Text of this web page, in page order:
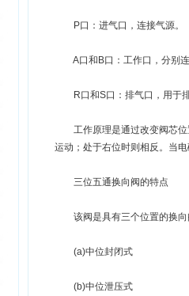
P口：进气口，连接气源。
A口和B口：工作口，分别连
R口和S口：排气口，用于
工作原理是通过改变阀芯位
运动；处于右位时则相反。当
三位五通换向阀的特点
该阀是具有三个位置的换向
(a)中位封闭式
(b)中位泄压式